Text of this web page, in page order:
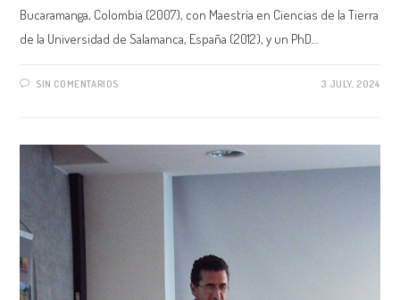
Bucaramanga, Colombia (2007), con Maestría en Ciencias de la Tierra
de la Universidad de Salamanca, España (2012), y un PhD…
SIN COMENTARIOS 3 JULY, 2024